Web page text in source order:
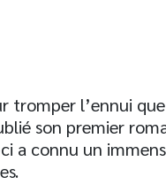
tromper l’ennui
son premier
a connu un